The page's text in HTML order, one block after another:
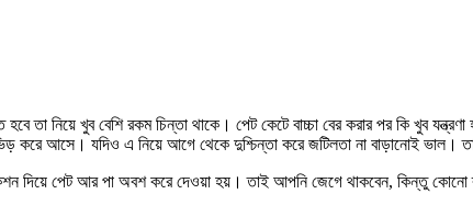
তা নিয়ে খুব বেশি রকম চিন্তা থাকে। পেট কেটে বাচ্চা বের করার পর কি খুব
আসে। যদিও এ নিয়ে আগে থেকে দুশ্চিন্তা করে জটিলতা না বাড়ানোই ভাল। তার
দিয়ে পেট আর পা অবশ করে দেওয়া হয়। তাই আপনি জেগে থাকবেন, কিন্তু কোনো